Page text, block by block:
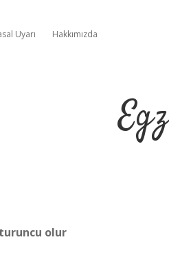
Uyarı Hakkımızda
olur